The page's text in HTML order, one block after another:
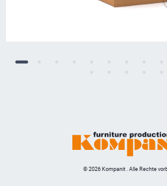
© 2026 Kompanit . Alle Rechte